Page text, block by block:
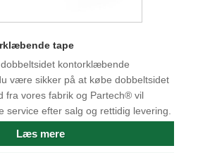
tape
kontorklæbende
være sikker på at købe dobbeltsidet
fra vores fabrik og Partech® vil
service efter salg og rettidig levering.
Læs mere